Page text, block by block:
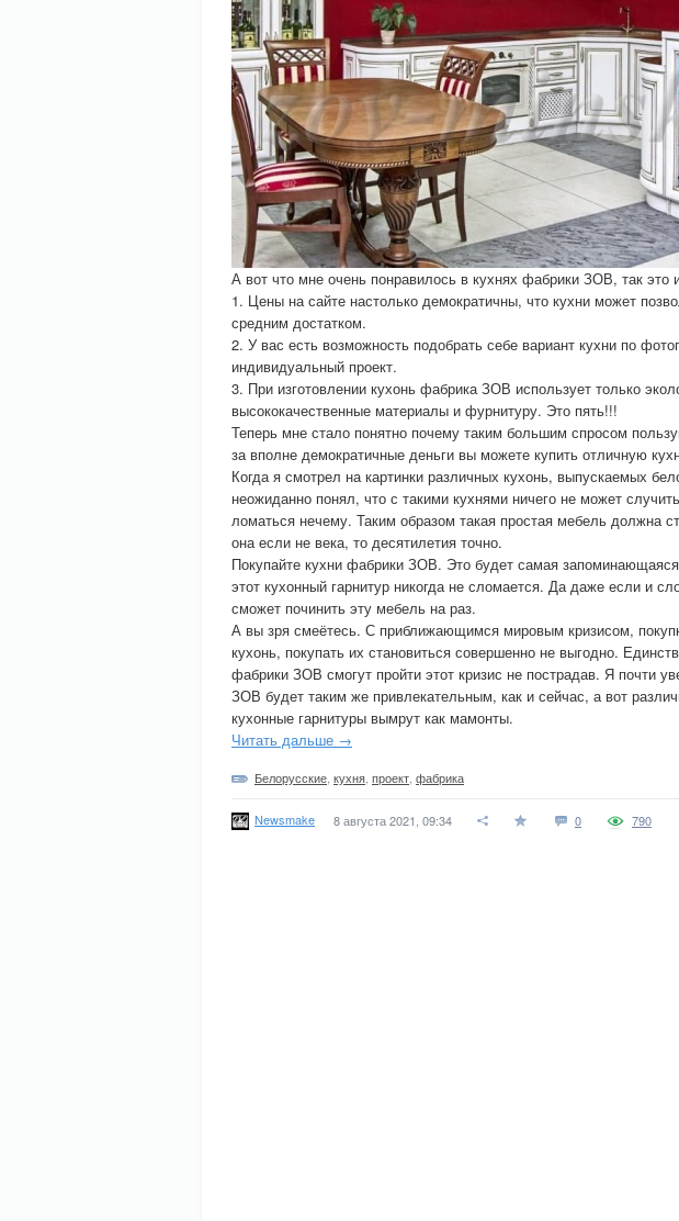
А вот что мне очень понравилось в кухнях фабрики ЗОВ, так это
1. Цены на сайте настолько демократичны, что кухни может
средним достатком.
2. У вас есть возможность подобрать себе вариант кухни по
индивидуальный проект.
3. При изготовлении кухонь фабрика ЗОВ использует только
высококачественные материалы и фурнитуру. Это пять!!!
Теперь мне стало понятно почему таким большим спросом
за вполне демократичные деньги вы можете купить отличную
Когда я смотрел на картинки различных кухонь, выпускаемых
неожиданно понял, что с такими кухнями ничего не может
ломаться нечему. Таким образом такая простая мебель должна
она если не века, то десятилетия точно.
Покупайте кухни фабрики ЗОВ. Это будет самая
этот кухонный гарнитур никогда не сломается. Да даже если и
сможет починить эту мебель на раз.
А вы зря смеётесь. С приближающимся мировым кризисом,
кухонь, покупать их становиться совершенно не выгодно.
фабрики ЗОВ смогут пройти этот кризис не пострадав. Я почти
ЗОВ будет таким же привлекательным, как и сейчас, а вот
кухонные гарнитуры вымрут как мамонты.
Читать дальше →
Белорусские кухня проект фабрика
Newsmake 8 августа 2021, 09:34 0 790